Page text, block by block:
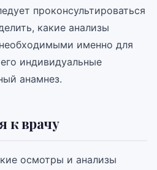
проконсультироваться
какие анализы
именно для
индивидуальные
анамнез.
к врачу
осмотры и анализы